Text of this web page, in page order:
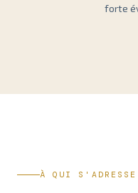
forte
À QUI